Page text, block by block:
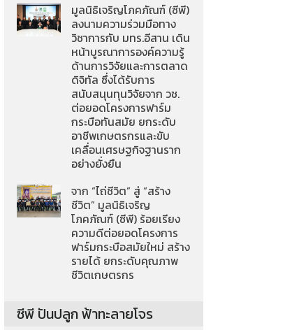
มูลนิธิเจริญโภคภัณฑ์ (ซีพี)
ลงนามความร่วมมือทาง
วิชาการกับ มทร.อีสาน เดิน
หน้าบูรณาการองค์ความรู้
ด้านการวิจัยและการตลาด
ดิจิทัล ซึ่งได้รับการ
สนับสนุนทุนวิจัยจาก วช.
ต่อยอดโครงการฟาร์ม
กระบือทันสมัย ยกระดับ
อาชีพเกษตรกรและขับ
เคลื่อนเศรษฐกิจฐานราก
อย่างยั่งยืน
จาก “ไถ่ชีวิต” สู่ “สร้าง
ชีวิต” มูลนิธิเจริญ
โภคภัณฑ์ (ซีพี) ร้อยเรียง
ความดีต่อยอดโครงการ
ฟาร์มกระบือสมัยใหม่ สร้าง
รายได้ ยกระดับคุณภาพ
ชีวิตเกษตรกร
ซีพี ปันปลูก ฟ้าทะลายโจร